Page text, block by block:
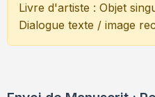
Livre d'artiste : Objet
Dialogue texte / image